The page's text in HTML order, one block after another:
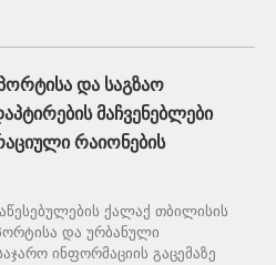
და საგზაო
მაჩვენებლები
რაიონების
ქალაქ თბილისის
და ურბანული
ინფორმაციის გაცემაზე